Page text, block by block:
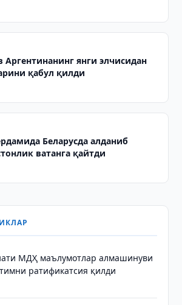
Аргентинанинг янги элчисидан
қабул қилди
Беларусда алданиб
ватанга қайтди
МДҲ маълумотлар алмашинуви
ратификатсия қилди